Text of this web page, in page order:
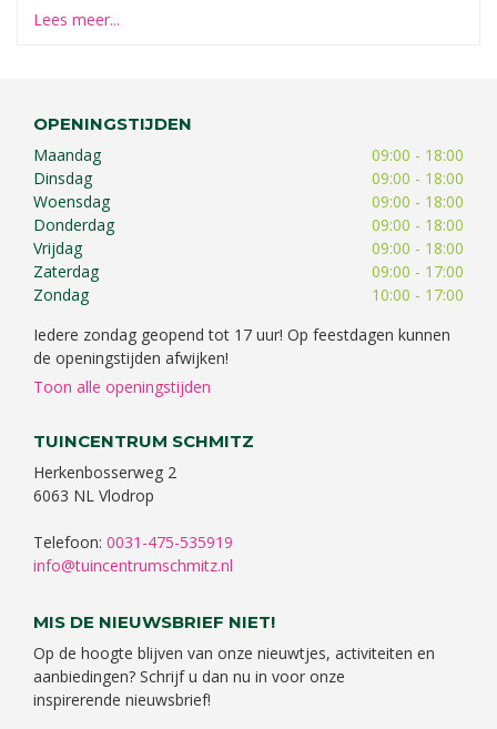
Lees meer...
OPENINGSTIJDEN
Maandag
09:00 - 18:00
Dinsdag
09:00 - 18:00
Woensdag
09:00 - 18:00
Donderdag
09:00 - 18:00
Vrijdag
09:00 - 18:00
Zaterdag
09:00 - 17:00
Zondag
10:00 - 17:00
Iedere zondag geopend tot 17 uur! Op feestdagen kunnen
de openingstijden afwijken!
Toon alle openingstijden
TUINCENTRUM SCHMITZ
Herkenbosserweg 2
6063 NL Vlodrop
Telefoon: 0031-475-535919
info@tuincentrumschmitz.nl
MIS DE NIEUWSBRIEF NIET!
Op de hoogte blijven van onze nieuwtjes, activiteiten en
aanbiedingen? Schrijf u dan nu in voor onze
inspirerende nieuwsbrief!